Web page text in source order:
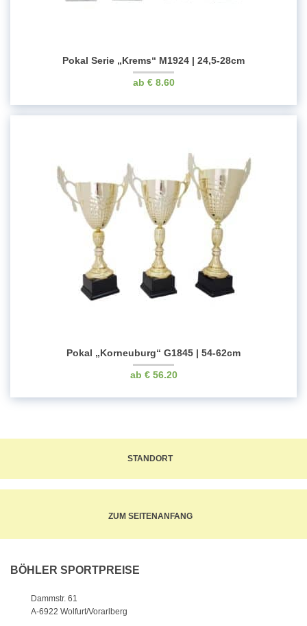
Pokal Serie „Krems“ M1924 | 24,5-28cm
€8.60
Pokal „Korneuburg“ G1845 | 54-62cm
€56.20
STANDORT
ZUM SEITENANFANG
BÖHLER SPORTPREISE
Dammstr. 61
A-6922 Wolfurt/Vorarlberg